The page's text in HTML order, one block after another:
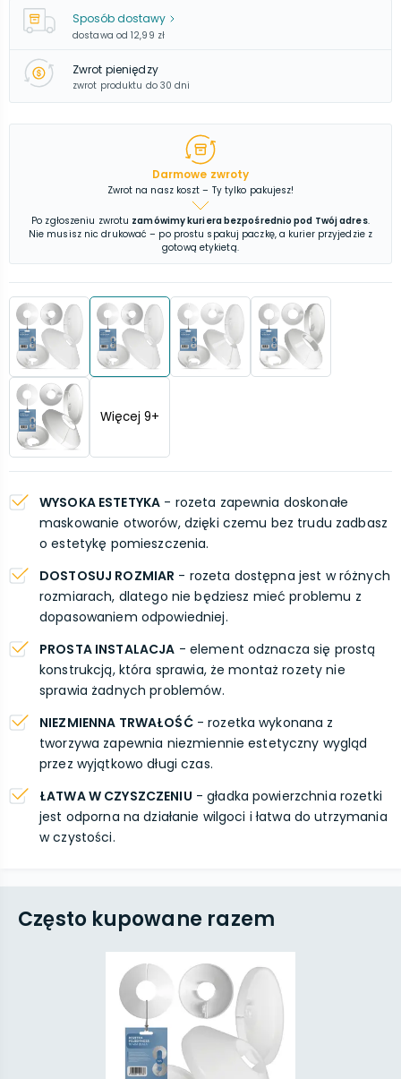
Sposób dostawy
dostawa od 12,99 zł
Zwrot pieniędzy
zwrot produktu do 30 dni
Darmowe zwroty
Zwrot na nasz koszt – Ty tylko pakujesz!
Po zgłoszeniu zwrotu zamówimy kuriera bezpośrednio pod Twój adres.
Nie musisz nic drukować – po prostu spakuj paczkę, a kurier przyjedzie z
gotową etykietą.
Więcej 9+
WYSOKA ESTETYKA - rozeta zapewnia doskonałe
maskowanie otworów, dzięki czemu bez trudu zadbasz
o estetykę pomieszczenia.
DOSTOSUJ ROZMIAR - rozeta dostępna jest w różnych
rozmiarach, dlatego nie będziesz mieć problemu z
dopasowaniem odpowiedniej.
PROSTA INSTALACJA - element odznacza się prostą
konstrukcją, która sprawia, że montaż rozety nie
sprawia żadnych problemów.
NIEZMIENNA TRWAŁOŚĆ- rozetka wykonana z
tworzywa zapewnia niezmiennie estetyczny wygląd
przez wyjątkowo długi czas.
ŁATWA W CZYSZCZENIU - gładka powierzchnia rozetki
jest odporna na działanie wilgoci i łatwa do utrzymania
w czystości.
Często kupowane razem